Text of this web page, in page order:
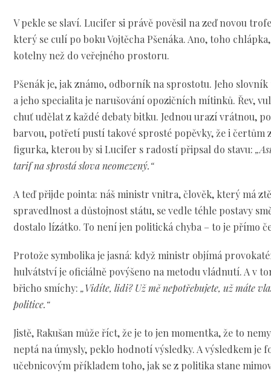
V pekle se slaví. Lucifer si právě pověsil na zeď novou
který se culí po boku Vojtěcha Pšenáka. Ano, toho
kotelny než do veřejného prostoru.
Pšenák je, jak známo, odborník na sprostotu. Jeho
a jeho specialita je narušování opozičních mítinků. Řev,
chuť udělat z každé debaty bitku. Jednou urazí vrátnou,
barvou, potřetí pustí takové sprosté popěvky, že i čertům
figurka, kterou by si Lucifer s radostí připsal do stavu:
tarif na sprostá slova neomezený.“
A teď přijde pointa: náš ministr vnitra, člověk, který má
spravedlnost a důstojnost státu, se vedle téhle postavy
dostalo lízátko. To není jen politická chyba – to je přímo
Protože symbolika je jasná: když ministr objímá
hulvátství je oficiálně povýšeno na metodu vládnutí. A v
břicho smíchy:„Vidíte, lidi? Už mě nepotřebujete, už máte
politice.“
Jistě, Rakušan může říct, že je to jen momentka, že to
neptá na úmysly, peklo hodnotí výsledky. A výsledkem je
učebnicovým příkladem toho, jak se z politika stane